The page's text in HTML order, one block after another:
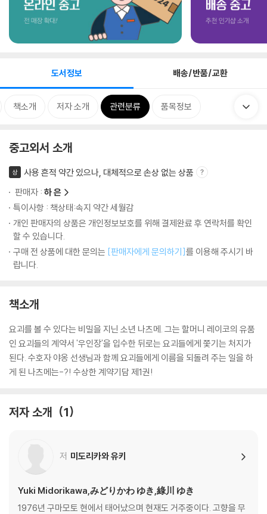
도서정보 배송/반품/교환
책소개 저자 소개 관련분류 품목정보
중고외서 소개
상
사용 흔적 약간 있으나, 대체적으로 손상 없는 상품
판매자 : 하 은
특이사항 : 책상태:속지 약간 세월감
개인 판매자의 상품은 개인정보보호를 위해 결제완료 후 연락처를 확인
할 수 있습니다.
구매 전 상품에 대한 문의는 [판매자에게 문의하기]를 이용해 주시기 바
랍니다.
책소개
요괴를 볼 수 있다는 비밀을 지닌 소년 나츠메. 그는 할머니 레이코의 유품
인 요괴들의 계약서 '우인장'을 입수한 뒤로는 요괴들에게 쫓기는 처지가
된다. 수호자 야옹 선생님과 함께 요괴들에게 이름을 되돌려 주는 일을 하
게 된 나츠메는-?! 수상한 계약기담 제1권!
저자 소개 1
저 미도리카와 유키
Yuki Midorikawa,みどりかわ ゆき,綠川 ゆき
1976년 구마모토 현에서 태어났으며 현재도 거주중이다. 고향을 무